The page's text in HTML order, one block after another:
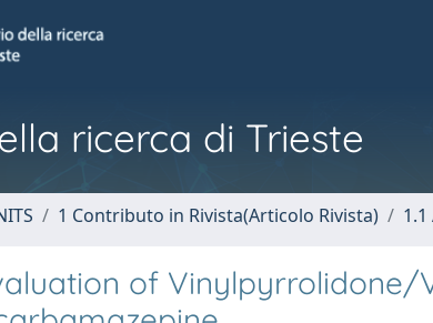
ricerca di Trieste
1 Contributo in Rivista(Articolo Rivista)
of